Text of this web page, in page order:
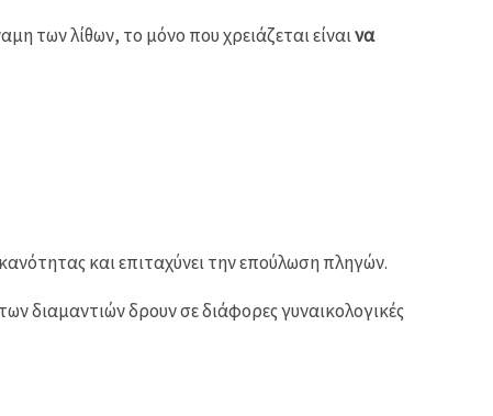
των λίθων, το μόνο που χρειάζεται είναινα
και επιταχύνει την επούλωση πληγών.
διαμαντιών δρουν σε διάφορες γυναικολογικές